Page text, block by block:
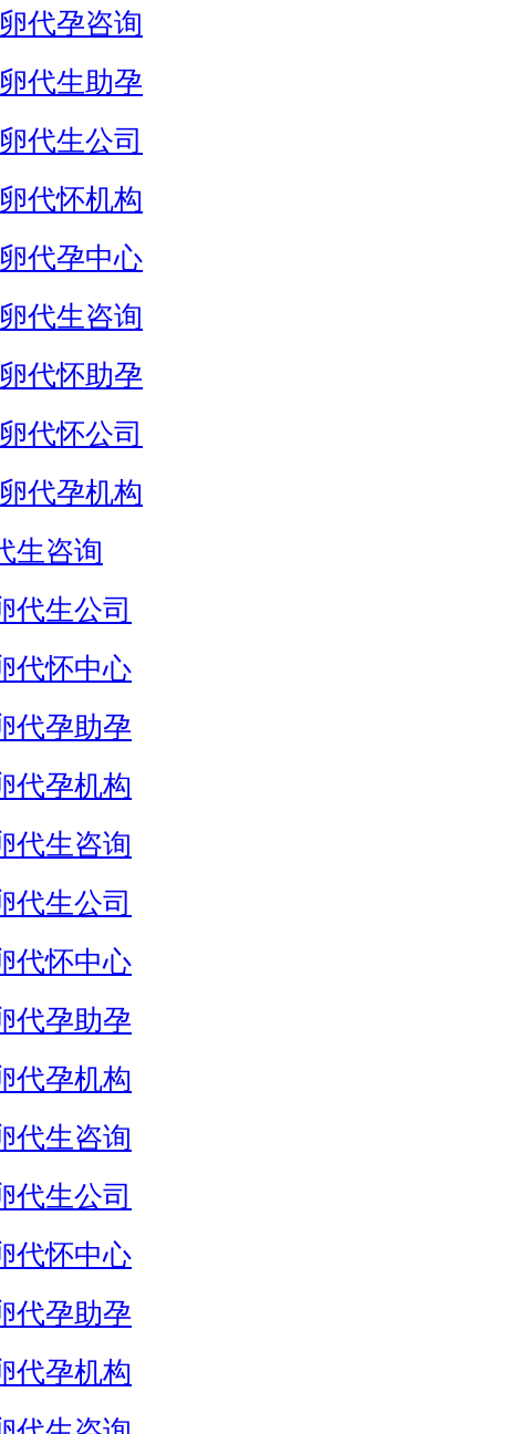
代孕咨询
代生助孕
代生公司
代怀机构
代孕中心
代生咨询
代怀助孕
代怀公司
代孕机构
生咨询
代生公司
代怀中心
代孕助孕
代孕机构
代生咨询
代生公司
代怀中心
代孕助孕
代孕机构
代生咨询
代生公司
代怀中心
代孕助孕
代孕机构